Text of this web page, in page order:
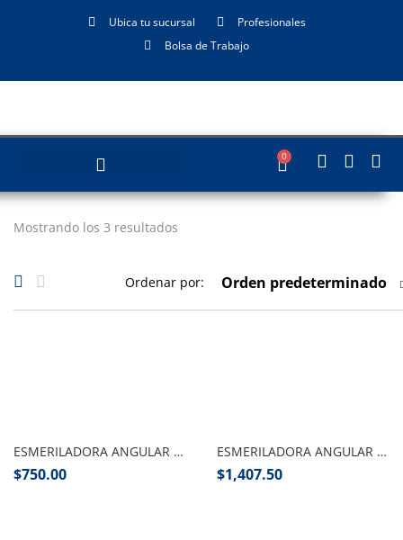
Ubica tu sucursal
Profesionales
Bolsa de Trabajo
0
Mostrando los 3 resultados
Ordenar por: Orden predeterminado
ESMERILADORA ANGULAR 4 1/2″ 630W, PRETUL
$750.00
ESMERILADORA ANGULAR 4 1/2″ PROFESIONAL 850W, TRUPER
$1,407.50